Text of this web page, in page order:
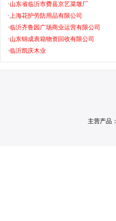
·山东省临沂市费县京艺菜墩厂
·上海花护劳防用品有限公司
·临沂齐鲁园广场商业运营有限公司
·山东锦成表箱物资回收有限公司
·临沂凯庆木业
主营产品：